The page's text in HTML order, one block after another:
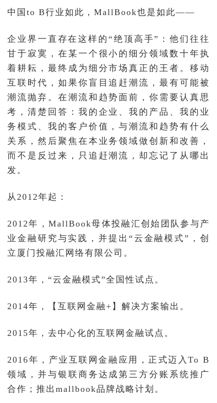
中国to B行业如此，MallBook也是如此——
企业界一直存在这样的“绝顶高手”：他们往往
甘于寂寞，在某一个很小的细分领域数十年执
着耕耘，最终成为细分市场真正的王者。移动
互联时代，如果你盲目追赶潮流，最有可能被
潮流抛弃。在潮流和趋势面前，你需要认真思
考，清楚回答：我的企业、我的产品、我的业
务模式、我的客户价值，与潮流和趋势有什么
关系，然后聚焦在本业务领域做创新和改善，
而不是反过来，只追赶潮流，却忘记了从哪出
发。
从2012年起：
2012年，MallBook母体投融汇创始团队参与产
业金融研究与实践，并提出“云金融模式”，创
立厦门投融汇网络有限公司。
2013年，“云金融模式”全国性试点。
2014年，【互联网金融+】解决方案输出。
2015年，去中心化的互联网金融试点。
2016年，产业互联网金融应用，正式迈入To B
领域，并与银联商务达成第三方分账系统推广
合作；推出mallbook品牌战略计划。